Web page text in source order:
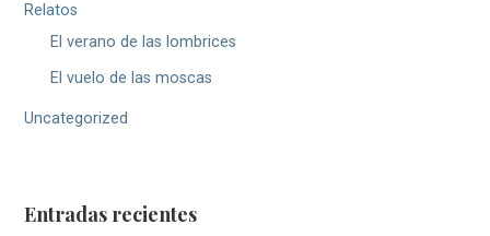
Relatos
El verano de las lombrices
El vuelo de las moscas
Uncategorized
Entradas recientes